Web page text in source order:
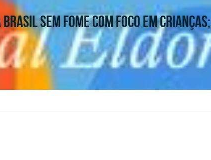
sem Fome com foco em crianças;